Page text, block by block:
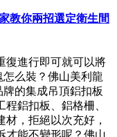
教你兩招選定衛生間
復進行即可就可以將
么裝？佛山美利龍
牌的集成吊頂鋁扣板
鋁扣板、鋁格柵、
，拒絕以次充好，
才能不變形呢？佛山